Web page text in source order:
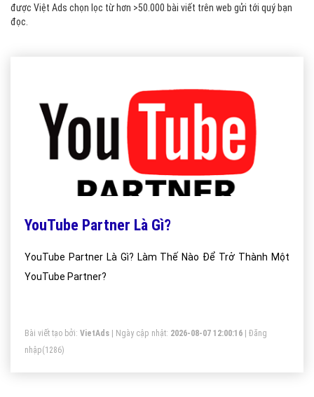
được Việt Ads chọn lọc từ hơn >50.000 bài viết trên web gửi tới quý bạn
đọc.
YouTube Partner Là Gì?
YouTube Partner Là Gì? Làm Thế Nào Để Trở Thành Một
YouTube Partner?
Bài viết tạo bởi: VietAds | Ngày cập nhật: 2026-08-07 12:00:16
Đăng
nhập(1286)